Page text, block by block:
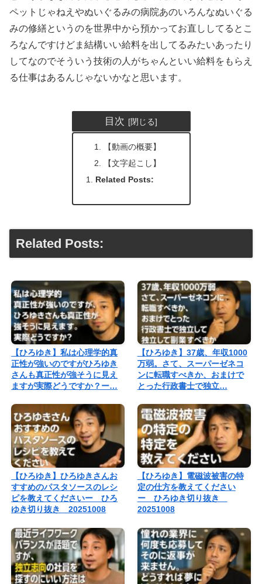
ペットじゃねえやぬいぐるみの病院あのいろんなぬいぐる
みの修繕というのを世界中から預かってお直ししてるとこ
ろなんですけどま結構いい給料を出してるみたいあったり
してなのでそういう技術の人がちゃんといい給料をもらえ
る仕事はあるんじゃないかなと思います。
目次
【動画の概要】
【文字起こし】
Related Posts:
Related Posts:
【ひろゆき】私は心理学的真
正性が強いのですがひろゆき
さんも真正性が強そうに見え
ますが実際どうですか？ー…
【ひろゆき】37歳、年収1000
万弱。さて、スーパーゼネコ
ンに転職すべきか、おまけで
とった行政書士で独立…
【ひろゆき】ひろゆきさんお
すすめのパスタソースのレシ
ピを教えてくださいー ひろ
ゆき切り抜き 20251008
【ひろゆき】電磁波被害の特
定の仕方を教えてください
ー ひろゆき切り抜き
20251008